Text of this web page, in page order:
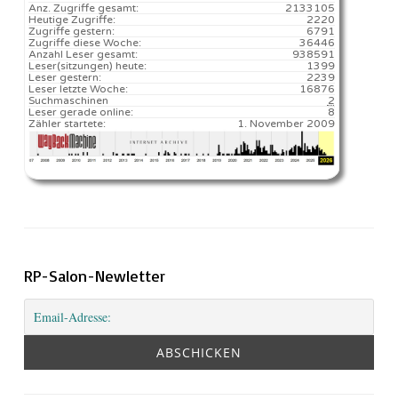
2133105
Anz. Zugriffe gesamt:
2220
Heutige Zugriffe:
6791
Zugriffe gestern:
36446
Zugriffe diese Woche:
938591
Anzahl Leser gesamt:
1399️
Leser(sitzungen) heute:
2239
Leser gestern:
16876️
Leser letzte Woche:
2
Suchmaschinen
8
Leser gerade online:
1. November 2009
Zähler startete:
RP-Salon-Newletter